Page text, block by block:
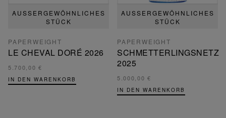
AUSSERGEWÖHNLICHES S
TÜCK
PAPERWEIGHT
LE CHEVAL DORÉ 2026
5.700,00 €
IN DEN WARENKORB
AUSSERGEWÖHNLICHES S
TÜCK
PAPERWEIGHT
SCHMETTERLINGSNETZ
2025
5.000,00 €
IN DEN WARENKORB